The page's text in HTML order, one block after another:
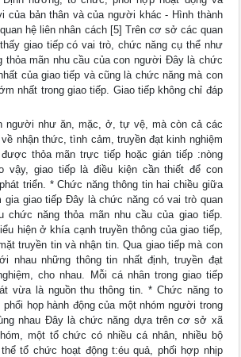
của bản thân và của người khác - Hình thành
hệ liên nhân cách [5] Trên cơ sở các quan
giao tiếp có vai trò, chức năng cụ thể như
thỏa mãn nhu cầu của con người Đây là chức
của giao tiếp và cũng là chức năng mà con
nhất trong giao tiếp. Giao tiếp không chỉ đáp
người như ăn, mặc, ở, tự vệ, mà còn cả các
nhận thức, tình cảm, truyền đạt kinh nghiệm
thỏa mãn trực tiếp hoặc gián tiếp :nòng
vậy, giao tiếp là điều kiện cần thiết để con
triển. * Chức năng thông tin hai chiều giữa
gia giao tiếp Đây là chức năng có vai trò quan
chức năng thỏa mãn nhu cầu của giao tiếp.
hiện ở khía cạnh truyền thông của giao tiếp,
truyền tin và nhận tin. Qua giao tiếp mà con
nhau những thông tin nhất định, truyền đạt
cho nhau. Mỗi cá nhân trong giao tiếp
vừa là nguồn thu thông tin. * Chức năng to
họp hành động của một nhóm người trong
nhau Đây là chức năng dựa trên cơ sở xã
một tổ chức có nhiều cá nhân, nhiều bộ
tổ chức hoạt động t:éu quả, phối hợp nhịp